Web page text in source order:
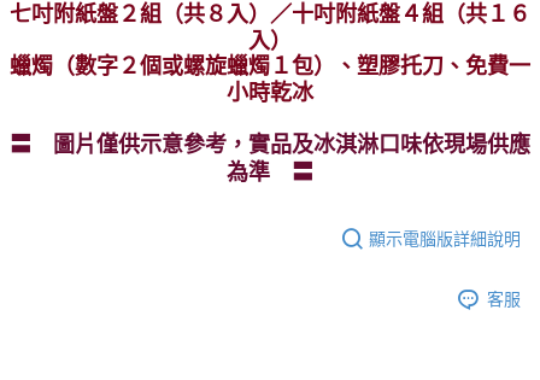
七吋附紙盤２組（共８入）／十吋附紙盤４組（共１６
入）
蠟燭（數字２個或螺旋蠟燭１包）、塑膠托刀、免費一
小時乾冰
〓 圖片僅供示意參考，實品及冰淇淋口味依現場供應
為準 〓
顯示電腦版詳細說明
客服